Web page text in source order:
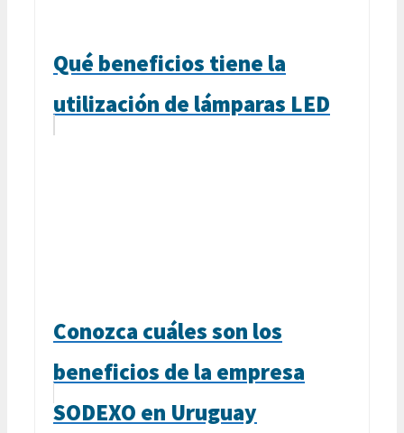
Qué beneficios tiene la
utilización de lámparas LED
Conozca cuáles son los
beneficios de la empresa
SODEXO en Uruguay